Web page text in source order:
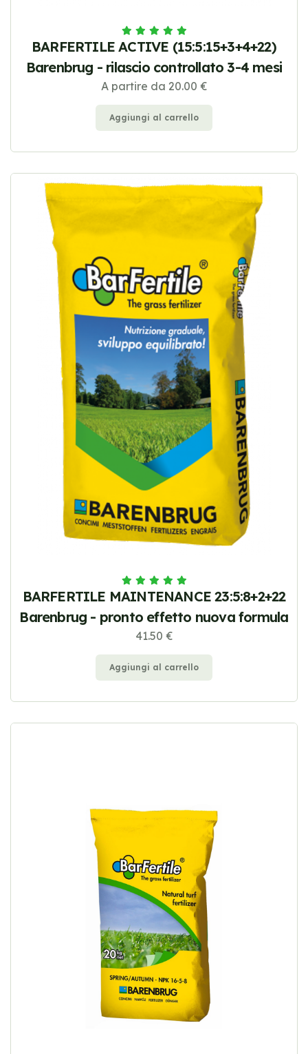
BARFERTILE ACTIVE (15:5:15+3+4+22)
Barenbrug - rilascio controllato 3-4 mesi
A partire da 20.00 €
Aggiungi al carrello
BARFERTILE MAINTENANCE 23:5:8+2+22
Barenbrug - pronto effetto nuova formula
41.50 €
Aggiungi al carrello